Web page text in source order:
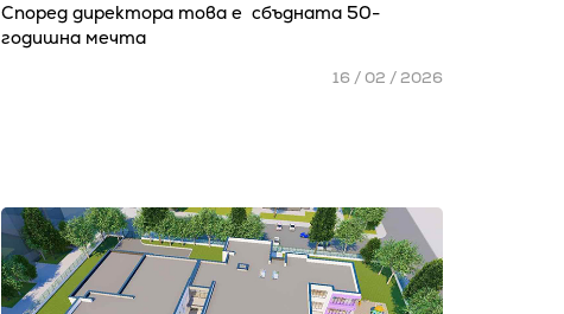
Според директора това е сбъдната 50-
годишна мечта
16 / 02 / 2026